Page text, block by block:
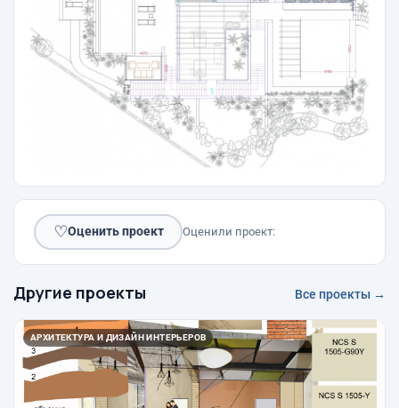
♡Оценить проект Оценили проект:
Другие проекты Все проекты →
АРХИТЕКТУРА И ДИЗАЙН ИНТЕРЬЕРОВ